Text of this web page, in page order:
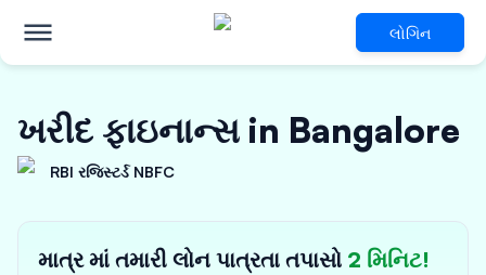
લોગિન
ખરીદ ફાઇનાન્સ in Bangalore
RBI રજિસ્ટર્ડ NBFC
માત્ર માં તમારી લોન પાત્રતા તપાસો 2 મિનિટ!